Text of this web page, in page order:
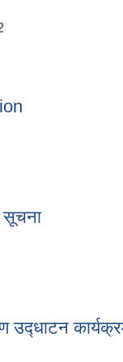
सूचना
उद्‍धाटन